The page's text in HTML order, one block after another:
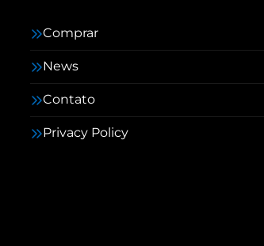
Comprar
News
Contato
Privacy Policy